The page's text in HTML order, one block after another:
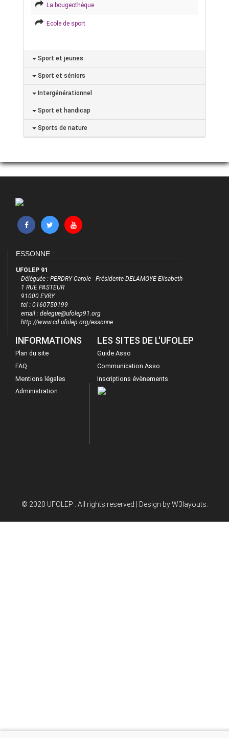
La bougeothèque
Ecole de sport
Sport et jeunes
Sport et séniors
Intergénérationnel
Sport et handicap
Sports de nature
ESSONNE :
UFOLEP 91
Déléguée : PERDRY Carole - Présidente DELAMOYE Elisabeth
1 RUE PASTEUR
91000 EVRY
tel : 0160750199
email : delegue@ufolep91.org
http://www.cd.ufolep.org/essonne
INFORMATIONS
Plan du site
FAQ
Mentions légales
Administration
LES SITES DE L'UFOLEP
Guide Asso
Communication Asso
Inscriptions évènements
© 2020 UFOLEP . All rights reserved | Design byW3layouts.